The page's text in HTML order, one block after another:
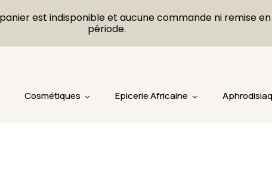
Cosmétiques Epicerie Africaine
panier est indisponible et aucune commande ni remise
période.